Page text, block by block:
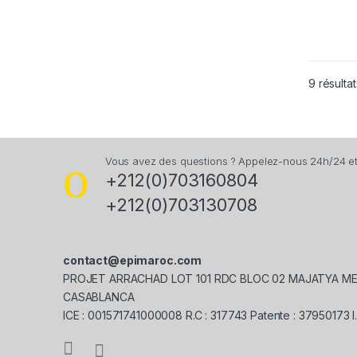
9
Vous avez des questions ? Appelez-nous 24h/24
+212(0)703160804
+212(0)703130708
contact@epimaroc.com
PROJET ARRACHAD LOT 101 RDC BLOC 02 MAJATYA
CASABLANCA
ICE : 001571741000008 R.C : 317743 Patente : 37950173